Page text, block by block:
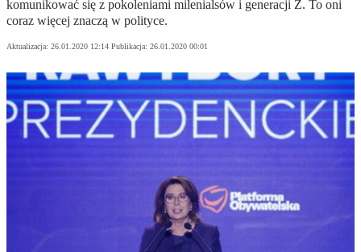
komunikować się z pokoleniami milenialsów i generacji Z. To oni
coraz więcej znaczą w polityce.
Aktualizacja: 26.01.2020 12:14 Publikacja: 26.01.2020 00:01